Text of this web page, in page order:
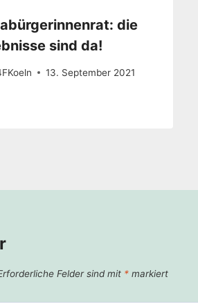
die
sind da!
13. September 2021
Felder sind mit * markiert